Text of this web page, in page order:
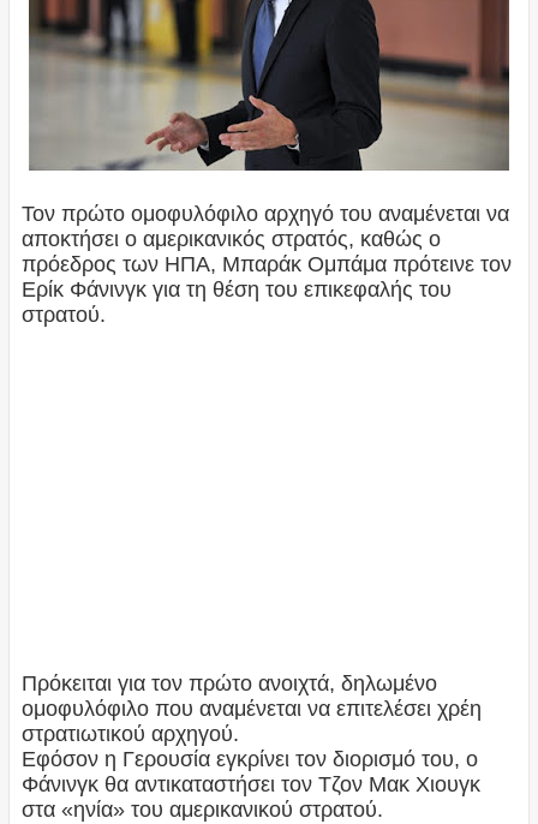
Τον πρώτο ομοφυλόφιλο αρχηγό του αναμένεται να
αποκτήσει ο αμερικανικός στρατός, καθώς ο
πρόεδρος των ΗΠΑ, Μπαράκ Ομπάμα πρότεινε τον
Ερίκ Φάνινγκ για τη θέση του επικεφαλής του
στρατού.
Πρόκειται για τον πρώτο ανοιχτά, δηλωμένο
ομοφυλόφιλο που αναμένεται να επιτελέσει χρέη
στρατιωτικού αρχηγού.
Εφόσον η Γερουσία εγκρίνει τον διορισμό του, ο
Φάνινγκ θα αντικαταστήσει τον Τζον Μακ Χιουγκ
στα «ηνία» του αμερικανικού στρατού.